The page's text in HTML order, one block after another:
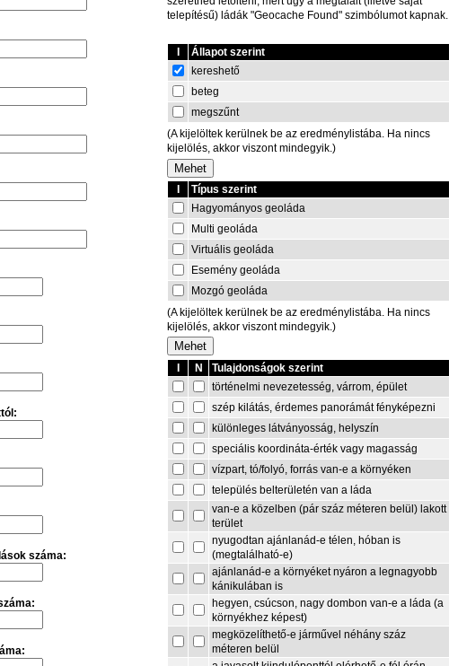
száma:
telepítésű) ládák "Geocache Found" szimbólumot kapnak.
Állapot szerint
kereshető
beteg
megszűnt
(A kijelöltek kerülnek be az eredménylistába. Ha nincs
kijelölés, akkor viszont mindegyik.)
Típus szerint
Hagyományos geoláda
Multi geoláda
Virtuális geoláda
Esemény geoláda
Mozgó geoláda
(A kijelöltek kerülnek be az eredménylistába. Ha nincs
kijelölés, akkor viszont mindegyik.)
N
Tulajdonságok szerint
történelmi nevezetesség, várrom, épület
szép kilátás, érdemes panorámát fényképezni
különleges látványosság, helyszín
speciális koordináta-érték vagy magasság
vízpart, tó/folyó, forrás van-e a környéken
település belterületén van a láda
van-e a közelben (pár száz méteren belül) lakott
terület
nyugodtan ajánlanád-e télen, hóban is
(megtalálható-e)
ajánlanád-e a környéket nyáron a legnagyobb
kánikulában is
hegyen, csúcson, nagy dombon van-e a láda (a
környékhez képest)
megközelíthető-e járművel néhány száz
méteren belül